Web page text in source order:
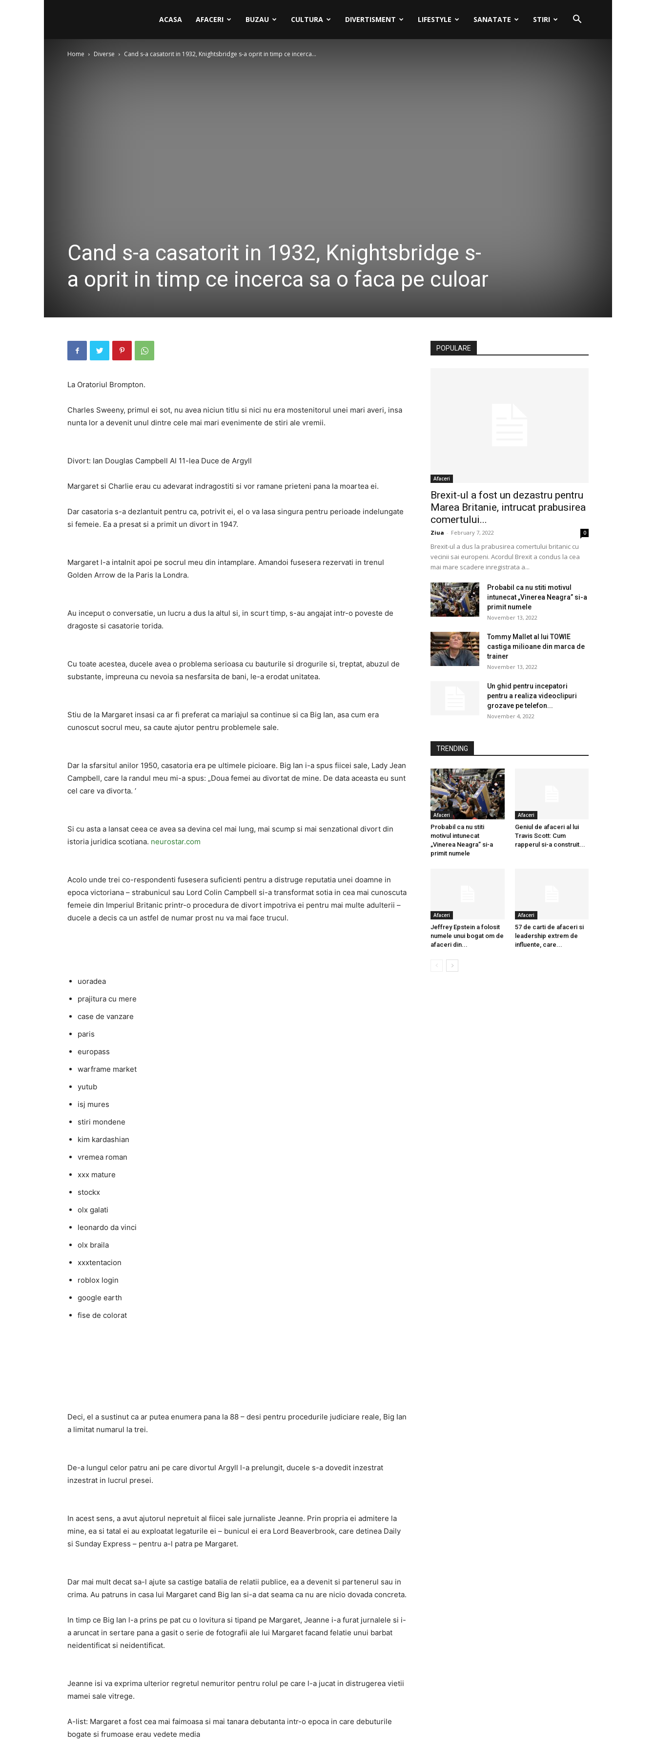
ACASA AFACERI BUZAU CULTURA DIVERTISMENT LIFESTYLE SANATATE STIRI
Home Diverse Cand s-a casatorit in 1932, Knightsbridge s-a oprit in timp ce incerca...
Cand s-a casatorit in 1932, Knightsbridge s-
a oprit in timp ce incerca sa o faca pe culoar
La Oratoriul Brompton.
Charles Sweeny, primul ei sot, nu avea niciun titlu si nici nu era mostenitorul unei mari averi, insa
nunta lor a devenit unul dintre cele mai mari evenimente de stiri ale vremii.
Divort: Ian Douglas Campbell Al 11-lea Duce de Argyll
Margaret si Charlie erau cu adevarat indragostiti si vor ramane prieteni pana la moartea ei.
Dar casatoria s-a dezlantuit pentru ca, potrivit ei, el o va lasa singura pentru perioade indelungate
si femeie. Ea a presat si a primit un divort in 1947.
Margaret l-a intalnit apoi pe socrul meu din intamplare. Amandoi fusesera rezervati in trenul
Golden Arrow de la Paris la Londra.
Au inceput o conversatie, un lucru a dus la altul si, in scurt timp, s-au angajat intr-o poveste de
dragoste si casatorie torida.
Cu toate acestea, ducele avea o problema serioasa cu bauturile si drogurile si, treptat, abuzul de
substante, impreuna cu nevoia sa nesfarsita de bani, le-a erodat unitatea.
Stiu de la Margaret insasi ca ar fi preferat ca mariajul sa continue si ca Big Ian, asa cum era
cunoscut socrul meu, sa caute ajutor pentru problemele sale.
Dar la sfarsitul anilor 1950, casatoria era pe ultimele picioare. Big Ian i-a spus fiicei sale, Lady Jean
Campbell, care la randul meu mi-a spus: „Doua femei au divortat de mine. De data aceasta eu sunt
cel care va divorta. ‘
Si cu asta a lansat ceea ce avea sa devina cel mai lung, mai scump si mai senzational divort din
istoria juridica scotiana. neurostar.com
Acolo unde trei co-respondenti fusesera suficienti pentru a distruge reputatia unei doamne in
epoca victoriana – strabunicul sau Lord Colin Campbell si-a transformat sotia in cea mai cunoscuta
femeie din Imperiul Britanic printr-o procedura de divort impotriva ei pentru mai multe adulterii –
ducele a decis ca un astfel de numar prost nu va mai face trucul.
uoradea
prajitura cu mere
case de vanzare
paris
europass
warframe market
yutub
isj mures
stiri mondene
kim kardashian
vremea roman
xxx mature
stockx
olx galati
leonardo da vinci
olx braila
xxxtentacion
roblox login
google earth
fise de colorat
Deci, el a sustinut ca ar putea enumera pana la 88 – desi pentru procedurile judiciare reale, Big Ian
a limitat numarul la trei.
De-a lungul celor patru ani pe care divortul Argyll l-a prelungit, ducele s-a dovedit inzestrat
inzestrat in lucrul presei.
In acest sens, a avut ajutorul nepretuit al fiicei sale jurnaliste Jeanne. Prin propria ei admitere la
mine, ea si tatal ei au exploatat legaturile ei – bunicul ei era Lord Beaverbrook, care detinea Daily
si Sunday Express – pentru a-l patra pe Margaret.
Dar mai mult decat sa-l ajute sa castige batalia de relatii publice, ea a devenit si partenerul sau in
crima. Au patruns in casa lui Margaret cand Big Ian si-a dat seama ca nu are nicio dovada concreta.
In timp ce Big Ian l-a prins pe pat cu o lovitura si tipand pe Margaret, Jeanne i-a furat jurnalele si i-
a aruncat in sertare pana a gasit o serie de fotografii ale lui Margaret facand felatie unui barbat
neidentificat si neidentificat.
Jeanne isi va exprima ulterior regretul nemuritor pentru rolul pe care l-a jucat in distrugerea vietii
mamei sale vitrege.
A-list: Margaret a fost cea mai faimoasa si mai tanara debutanta intr-o epoca in care debuturile
bogate si frumoase erau vedete media
POPULARE
Afaceri
Brexit-ul a fost un dezastru pentru
Marea Britanie, intrucat prabusirea
comertului...
Ziua - February 7, 2022 0
Brexit-ul a dus la prabusirea comertului britanic cu
vecinii sai europeni. Acordul Brexit a condus la cea
mai mare scadere inregistrata a...
Probabil ca nu stiti motivul
intunecat „Vinerea Neagra” si-a
primit numele
November 13, 2022
Tommy Mallet al lui TOWIE
castiga milioane din marca de
trainer
November 13, 2022
Un ghid pentru incepatori
pentru a realiza videoclipuri
grozave pe telefon...
November 4, 2022
TRENDING
Afaceri
Probabil ca nu stiti
motivul intunecat
„Vinerea Neagra” si-a
primit numele
Afaceri
Geniul de afaceri al lui
Travis Scott: Cum
rapperul si-a construit...
Afaceri
Jeffrey Epstein a folosit
numele unui bogat om de
afaceri din...
Afaceri
57 de carti de afaceri si
leadership extrem de
influente, care...